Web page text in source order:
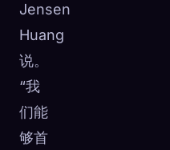
Jensen
Huang
说。
“我
们能
够首